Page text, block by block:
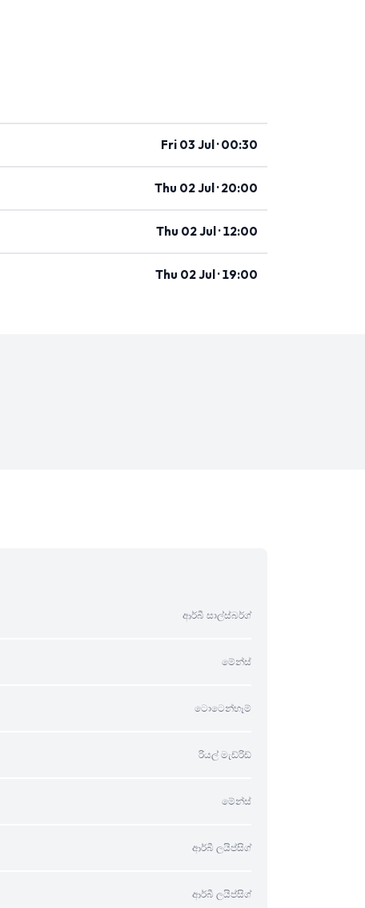
Fri 03 Jul · 00:30
Thu 02 Jul · 20:00
Thu 02 Jul · 12:00
Thu 02 Jul · 19:00
ආර්බී සාල්ස්බර්ග්
මේන්ස්
ටොටෙන්හෑම්
රියල් මැඩ්රිඩ්
මේන්ස්
ආර්බී ලයිප්සිග්
ආර්බී ලයිප්සිග්